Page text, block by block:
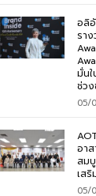
อลิ
รา
มั่น
ช่ว
05/
อา
สม
เส
05/